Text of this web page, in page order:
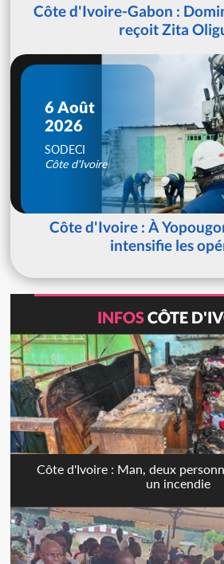
Côte d'Ivoire-Gabon :
reçoit Zita
6 Août
2026
SODECI
Côte d'Ivoire
Côte d'Ivoire : À
intensifie les
INFOSCÔTE
Côte d'Ivoire : Man, deux
un incendie